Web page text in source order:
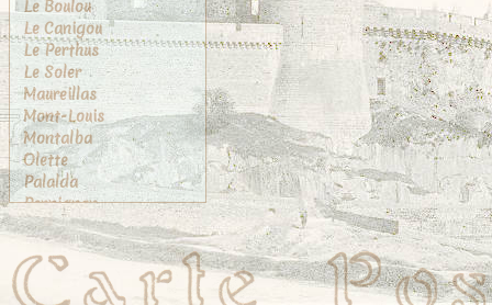
Le Boulou
Le Canigou
Le Perthus
Le Soler
Maureillas
Mont-Louis
Montalba
Olette
Palalda
Perpignan
Port-Vendres
Prades
Prats-de-Mollo
Rivesaltes